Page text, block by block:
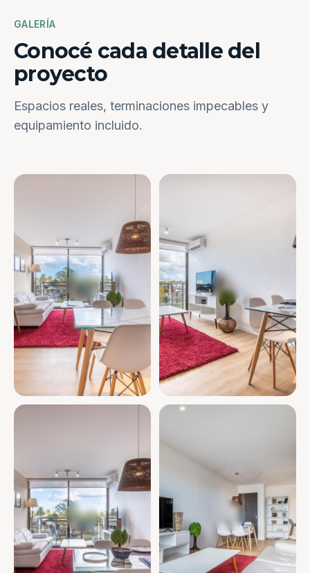
GALERÍA
Conocé cada detalle del
proyecto
Espacios reales, terminaciones impecables y
equipamiento incluido.